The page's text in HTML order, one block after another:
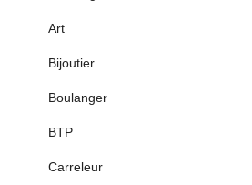
Art
Bijoutier
Boulanger
BTP
Carreleur